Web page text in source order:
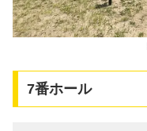
7番ホール